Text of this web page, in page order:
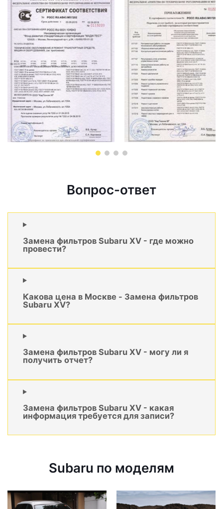
Вопрос-ответ
Замена фильтров Subaru XV - где можно
провести?
Какова цена в Москве - Замена фильтров
Subaru XV?
Замена фильтров Subaru XV - могу ли я
получить отчет?
Замена фильтров Subaru XV - какая
информация требуется для записи?
Subaru по моделям